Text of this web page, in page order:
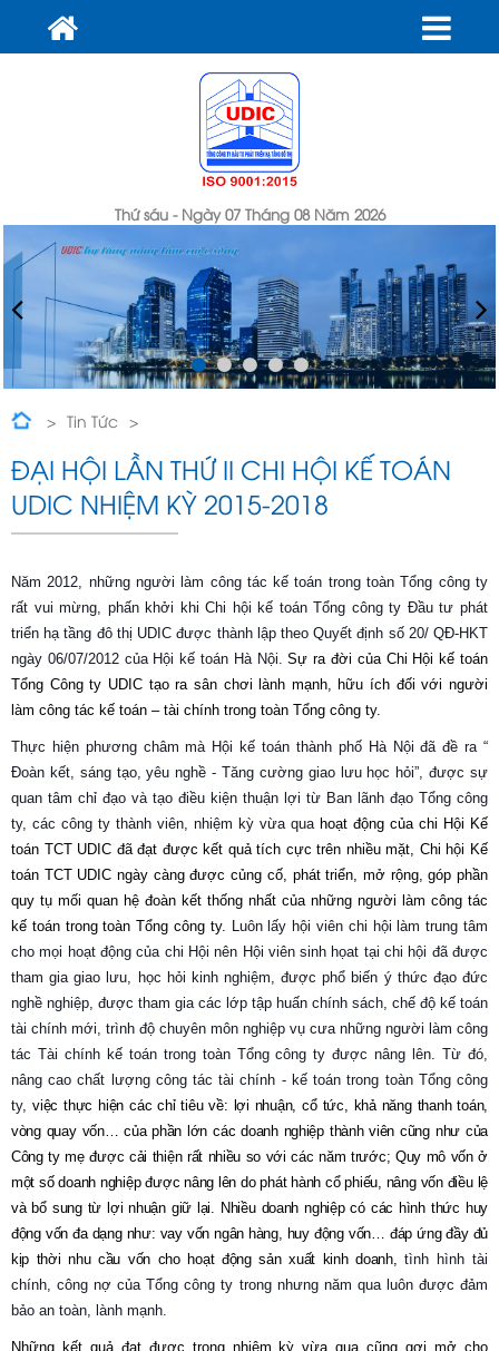
Thứ sáu - Ngày 07 Tháng 08 Năm 2026
Tin Tức
Đại hội lần thứ ii chi hội kế toán udic nhiệm kỳ 2015-2018
ĐẠI HỘI LẦN THỨ II CHI HỘI KẾ TOÁN
UDIC NHIỆM KỲ 2015-2018
Năm 2012, những người làm công tác kế toán trong toàn Tổng công ty
rất vui mừng, phấn khởi khi Chi hội kế toán Tổng công ty Đầu tư phát
triển hạ tầng đô thị UDIC được thành lập theo Quyết định số 20/ QĐ-HKT
ngày 06/07/2012 của Hội kế toán Hà Nội.Sự ra đời của Chi Hội kế toán
Tổng Công ty UDIC tạo ra sân chơi lành mạnh, hữu ích đối với người
làm công tác kế toán – tài chính trong toàn Tổng công ty.
Thực hiện phương châm mà Hội kế toán thành phố Hà Nội đã đề ra “
Đoàn kết, sáng tạo, yêu nghề - Tăng cường giao lưu học hỏi”, được sự
quan tâm chỉ đạo và tạo điều kiện thuận lợi từ Ban lãnh đạo Tổng công
ty, các công ty thành viên, nhiệm kỳ vừa qua hoạt động của chi Hội Kế
toán TCT UDIC đã đạt được kết quả tích cực trên nhiều mặt, Chi hội Kế
toán TCT UDIC ngày càng được củng cố, phát triển, mở rộng, góp phần
quy tụ mối quan hệ đoàn kết thống nhất của những người làm công tác
kế toán trong toàn Tổng công ty. Luôn lấy hội viên chi hội làm trung tâm
cho mọi hoạt động của chi Hội nên Hội viên sinh họat tại chi hội đã được
tham gia giao lưu, học hỏi kinh nghiệm, được phổ biến ý thức đạo đức
nghề nghiệp, được tham gia các lớp tập huấn chính sách, chế độ kế toán
tài chính mới, trình độ chuyên môn nghiệp vụ cưa những người làm công
tác Tài chính kế toán trong toàn Tổng công ty được nâng lên. Từ đó,
nâng cao chất lượng công tác tài chính - kế toán trong toàn Tổng công
ty,việc thực hiện các chỉ tiêu về: lợi nhuận, cổ tức, khả năng thanh toán,
vòng quay vốn… của phần lớn các doanh nghiệp thành viên cũng như của
Công ty mẹ được cải thiện rất nhiều so với các năm trước; Quy mô vốn ở
một số doanh nghiệp được nâng lên do phát hành cổ phiếu, nâng vốn điều lệ
và bổ sung từ lợi nhuận giữ lại. Nhiều doanh nghiệp có các hình thức huy
động vốn đa dạng như: vay vốn ngân hàng, huy động vốn… đáp ứng đầy đủ
kịp thời nhu cầu vốn cho hoạt động sản xuất kinh doanh, tình hình tài
chính, công nợ của Tổng công ty trong nhưng năm qua luôn được đảm
bảo an toàn, lành mạnh.
Những kết quả đạt được trong nhiệm kỳ vừa qua cũng gợi mở cho